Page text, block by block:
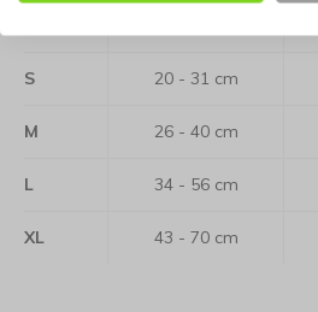
S 20 - 31 cm
M 26 - 40 cm
L 34 - 56 cm
XL 43 - 70 cm